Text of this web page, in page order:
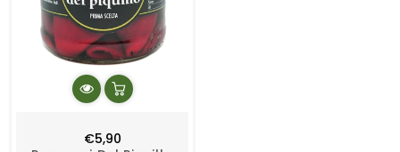
Prezzo
€5,90